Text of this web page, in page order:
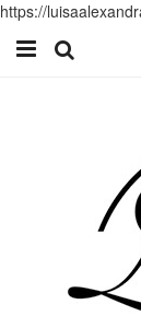
https://